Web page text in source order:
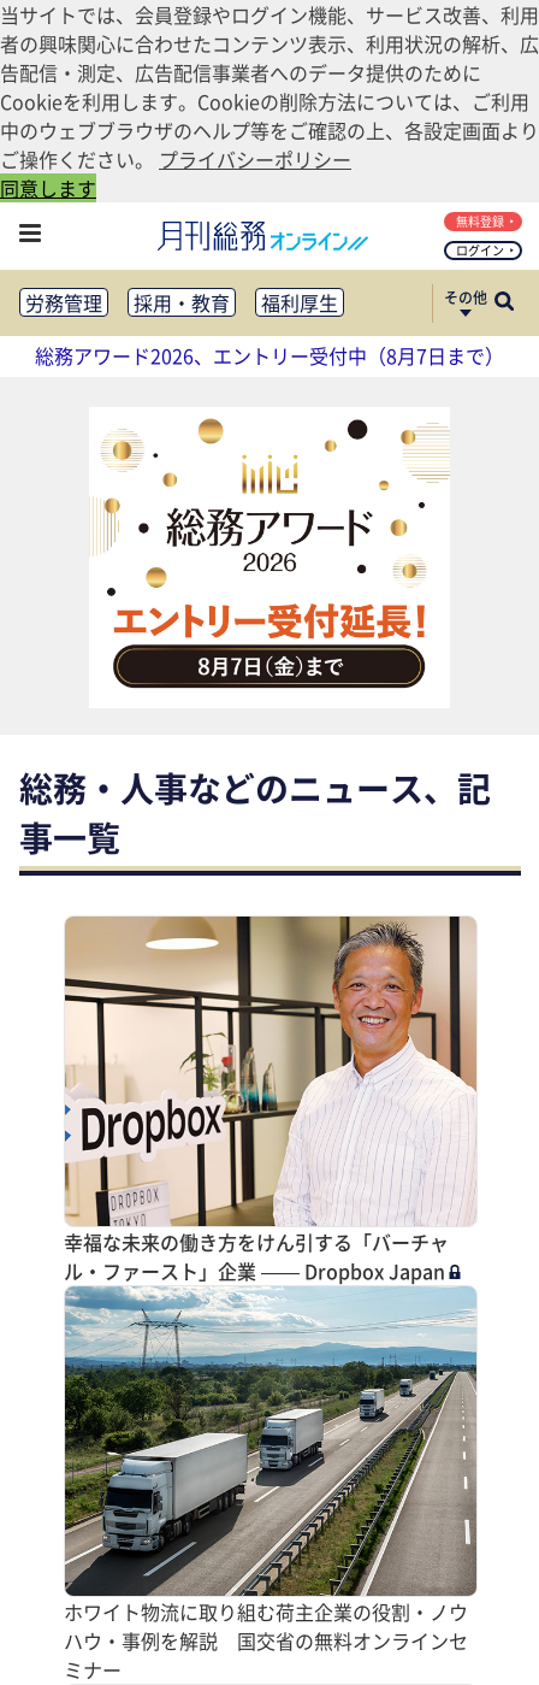
当サイトでは、会員登録やログイン機能、サービス改善、利用
者の興味関心に合わせたコンテンツ表示、利用状況の解析、広
告配信・測定、広告配信事業者へのデータ提供のために
Cookieを利用します。Cookieの削除方法については、ご利用
中のウェブブラウザのヘルプ等をご確認の上、各設定画面より
ご操作ください。 プライバシーポリシー
同意します
ログイン
無料登録
労務管理 採用・教育
福利厚生
健康経営
働き方改革
法務・コンプライアンス
リスクマネジメント・BCP
社外・社内広報
社外・社内コミュニケーション活性化
FM・オフィス移転
CSR・SDGs
テクノロジー活用・DX
助成金・補助金・コスト削減
アウトソーシング・BPO
調査・レポート
その他
総務アワード2026、エントリー受付中（8月7日まで）
総務・人事などのニュース、記
事一覧
幸福な未来の働き方をけん引する「バーチャ
ル・ファースト」企業 —— Dropbox Japan
ホワイト物流に取り組む荷主企業の役割・ノウ
ハウ・事例を解説 国交省の無料オンラインセ
ミナー